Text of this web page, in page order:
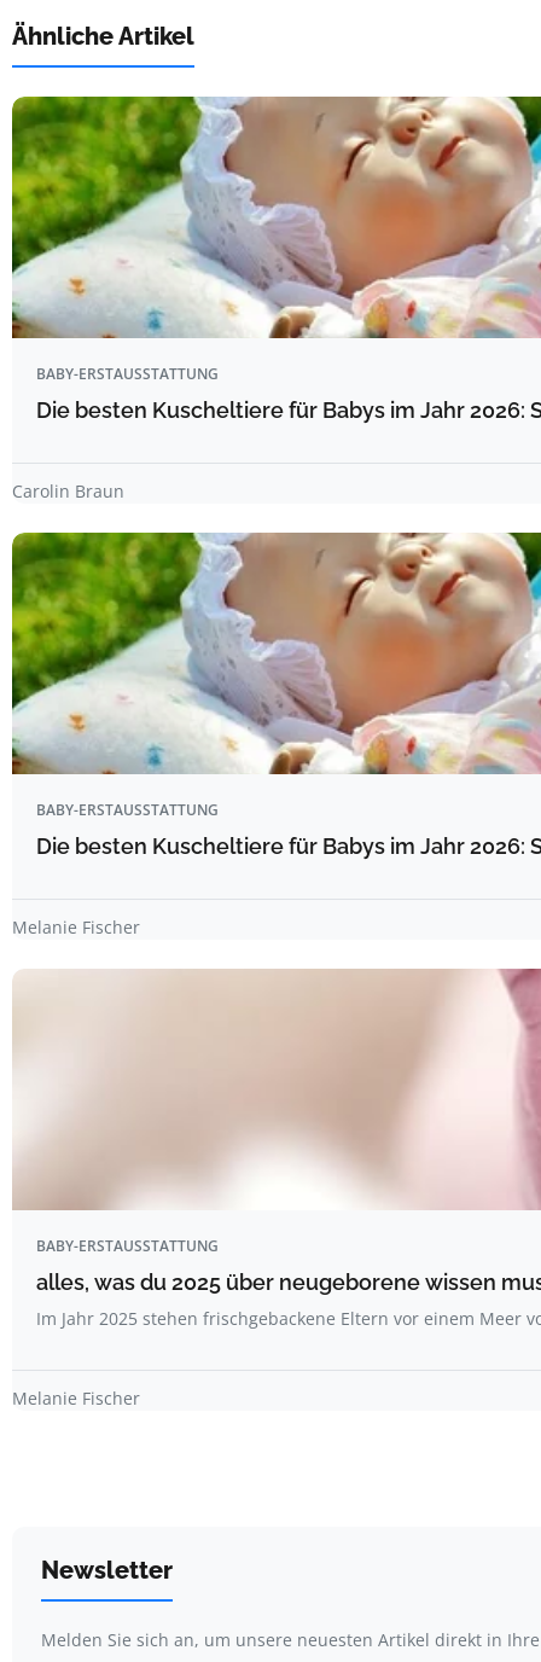
Ähnliche Artikel
BABY-ERSTAUSSTATTUNG
Die besten Kuscheltiere für Babys im Jahr 2026:
Carolin Braun
BABY-ERSTAUSSTATTUNG
Die besten Kuscheltiere für Babys im Jahr 2026:
Melanie Fischer
BABY-ERSTAUSSTATTUNG
alles, was du 2025 über neugeborene wissen
Im Jahr 2025 stehen frischgebackene Eltern vor einem Meer
Melanie Fischer
Newsletter
Melden Sie sich an, um unsere neuesten Artikel direkt in